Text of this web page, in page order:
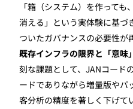
「箱（システム）を作って
消える」という実体験に基づ
ついたガバナンスの必要性が
既存インフラの限界と「意味
刻な課題として、JANコード
ードでありながら増量版や
客分析の精度を著しく下げて